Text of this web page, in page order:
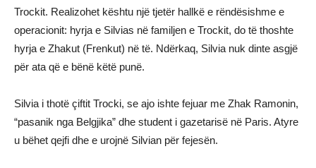
Trockit. Realizohet kështu një tjetër hallkë e rëndësishme e
operacionit: hyrja e Silvias në familjen e Trockit, do të thoshte
hyrja e Zhakut (Frenkut) në të. Ndërkaq, Silvia nuk dinte asgjë
për ata që e bënë këtë punë.
Silvia i thotë çiftit Trocki, se ajo ishte fejuar me Zhak Ramonin,
“pasanik nga Belgjika” dhe student i gazetarisë në Paris. Atyre
u bëhet qejfi dhe e urojnë Silvian për fejesën.